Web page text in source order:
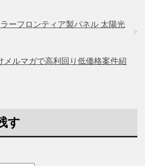
ーフロンティア製パネル 太陽光
メルマガで高利回り低価格案件紹
す